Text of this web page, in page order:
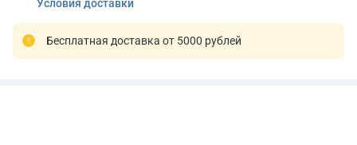
Условия доставки
Бесплатная доставка от 5000 рублей